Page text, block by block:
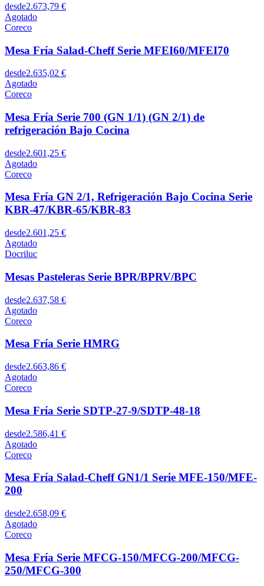
desde2.673,79 €
Agotado
Coreco
Mesa Fría Salad-Cheff Serie MFEI60/MFEI70
desde2.635,02 €
Agotado
Coreco
Mesa Fría Serie 700 (GN 1/1) (GN 2/1) de
refrigeración Bajo Cocina
desde2.601,25 €
Agotado
Coreco
Mesa Fría GN 2/1, Refrigeración Bajo Cocina Serie
KBR-47/KBR-65/KBR-83
desde2.601,25 €
Agotado
Docriluc
Mesas Pasteleras Serie BPR/BPRV/BPC
desde2.637,58 €
Agotado
Coreco
Mesa Fría Serie HMRG
desde2.663,86 €
Agotado
Coreco
Mesa Fría Serie SDTP-27-9/SDTP-48-18
desde2.586,41 €
Agotado
Coreco
Mesa Fría Salad-Cheff GN1/1 Serie MFE-150/MFE-
200
desde2.658,09 €
Agotado
Coreco
Mesa Fría Serie MFCG-150/MFCG-200/MFCG-
250/MFCG-300